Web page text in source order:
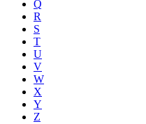
Q
R
S
T
U
V
W
X
Y
Z